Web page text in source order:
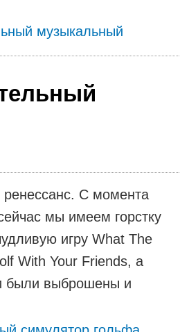
музыкальный
С момента
мы имеем горстку
игру What The
With Your Friends, а
были выброшены и